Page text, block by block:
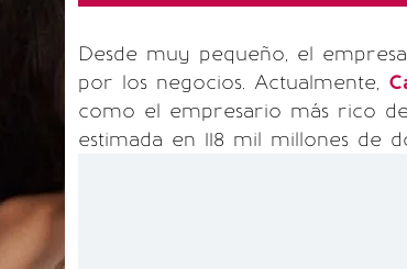
Desde muy pequeño, el
por los negocios. Actualmente,
como el empresario más rico
estimada en 118 mil millones de